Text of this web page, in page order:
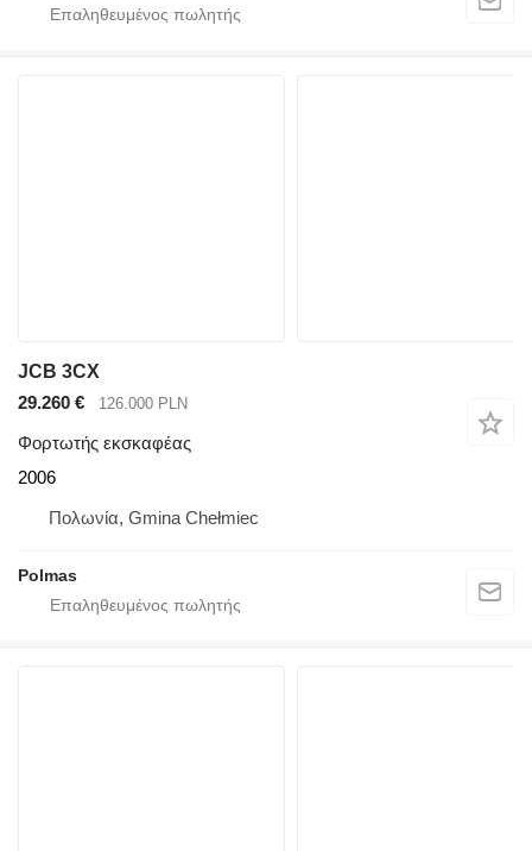
JCB 3CX
29.260 €
126.000 PLN
Φορτωτής εκσκαφέας
2006
Πολωνία, Gmina Chełmiec
Polmas